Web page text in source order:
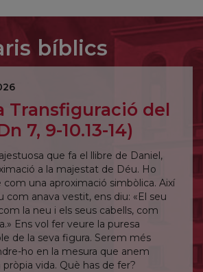
bíblics
Transfiguració del
7, 9-10.13-14)
que fa el llibre de Daniel,
a la majestat de Déu. Ho
com una aproximació simbòlica. Així
com anava vestit, ens diu: «El seu
la neu i els seus cabells, com
Ens vol fer veure la puresa
de la seva figura. Serem més
ho en la mesura que anem
vida. Què has de fer?